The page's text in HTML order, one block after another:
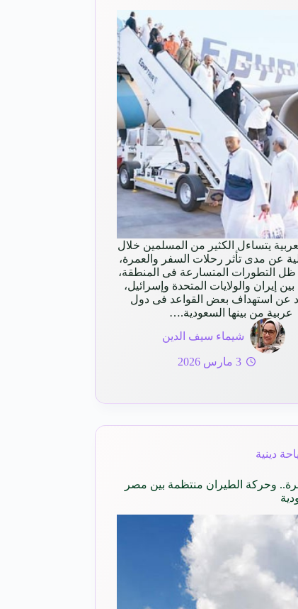
يتساءل الكثير من المسلمين خلال
عن مدى تأثر رحلات السفر والعمرة،
التطورات المتسارعة فى المنطقة،
إيران والولايات المتحدة وإسرائيل،
عن استهداف بعض القواعد فى دول
عربية من بينها السعودية.…
شيماء سيف الدين
3 مارس 2026
دينية
وحركة الطيران منتظمة بين مصر